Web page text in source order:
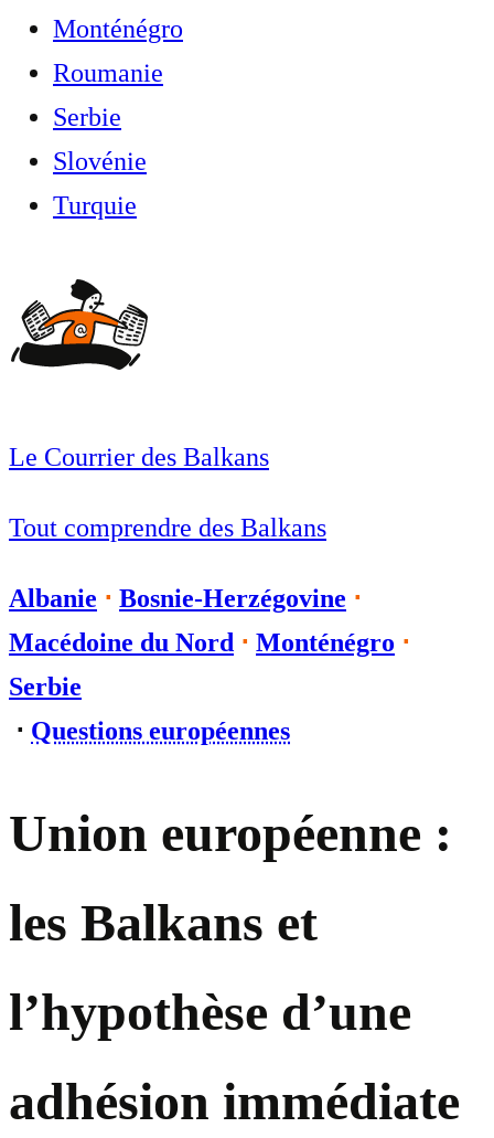
Monténégro
Roumanie
Serbie
Slovénie
Turquie
Le Courrier des Balkans
Tout comprendre des Balkans
Albanie ⋅ Bosnie-Herzégovine ⋅
Macédoine du Nord ⋅ Monténégro ⋅
Serbie
⋅ Questions européennes
Union européenne :
les Balkans et
l’hypothèse d’une
adhésion immédiate